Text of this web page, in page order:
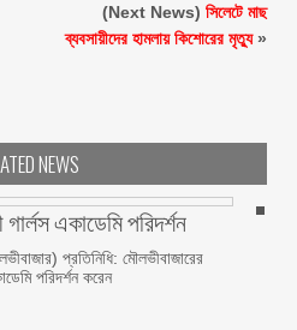
(Next News) সিলেটে মাছ
ব্যবসায়ীদের হামলায় কিশোরের মৃত্যু»
NEWS
একাডেমি পরিদর্শন
প্রতিনিধি: মৌলভীবাজারের
পরিদর্শন করেন